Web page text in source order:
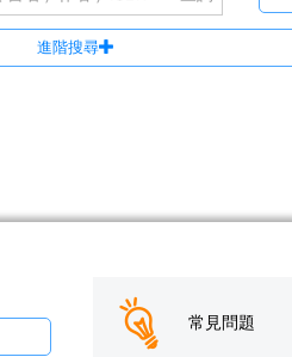
進階搜尋
常見問題